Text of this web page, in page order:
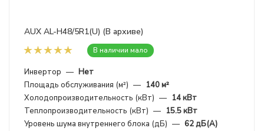
AUX AL-H48/5R1(U) (В архиве)
В наличии мало
Инвертор — Нет
Площадь обслуживания (м²) — 140 м²
Холодопроизводительность (кВт) — 14 кВт
Теплопроизводительность (кВт) — 15.5 кВт
Уровень шума внутреннего блока (дБ) — 62 дБ(А)